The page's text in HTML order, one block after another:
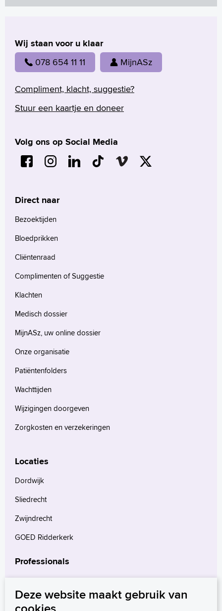
Zoeken
Français
Polski
Türkçe
Arabisch
Wij staan voor u klaar
078 654 11 11 MijnASz
Compliment, klacht, suggestie?
Stuur een kaartje en doneer
Volg ons op Social Media
Direct naar
Bezoektijden
Bloedprikken
Cliëntenraad
Complimenten of Suggestie
Klachten
Medisch dossier
MijnASz, uw online dossier
Onze organisatie
Patiëntenfolders
Wachttijden
Wijzigingen doorgeven
Zorgkosten en verzekeringen
Locaties
Dordwijk
Sliedrecht
Zwijndrecht
GOED Ridderkerk
Professionals
Verwijzers
Wetenschappelijk onderzoek
Deze website maakt gebruik van